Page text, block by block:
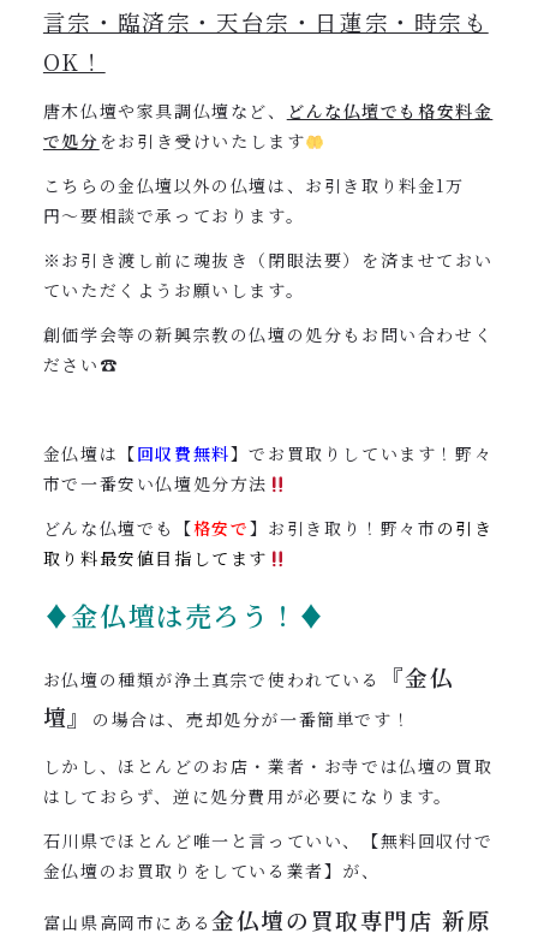
言宗・臨済宗・天台宗・日蓮宗・時宗も
OK！
唐木仏壇や家具調仏壇など、
どんな仏壇でも格安料金
で処分 をお引き受けいたします
こちらの金仏壇以外の仏壇は、お引き取り料金1万
円〜要相談で承っております。
※お引き渡し前に魂抜き（閉眼法要）を済ませておい
ていただくようお願いします。
創価学会等の新興宗教の仏壇の処分もお問い合わせく
ださい☎︎
金仏壇は【回収費無料】でお買取りしています！野々
市で一番安い仏壇処分方法
どんな仏壇でも【格安で】お引き取り！野々市 の引き
取り料最安値目指してます
♦金仏壇は売ろう！♦
お仏壇の種類が浄土真宗で使われている
『金仏
壇』
の場合は、売却処分が一番簡単です！
しかし、ほとんどのお店・業者・お寺では仏壇の買取
はしておらず、逆に処分費用が必要になります。
石川県でほとんど唯一と言っていい、【無料回収付で
金仏壇のお買取りをしている業者】が、
富山県高岡市にある金仏壇の買取専門店新原